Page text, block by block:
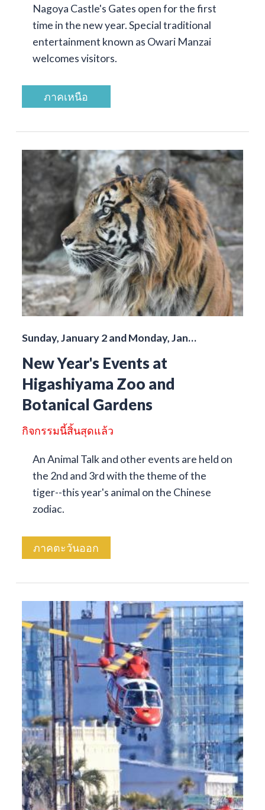
Nagoya Castle's Gates open for the first
time in the new year. Special traditional
entertainment known as Owari Manzai
welcomes visitors.
ภาคเหนือ
Sunday, January 2 and Monday, Jan…
New Year's Events at
Higashiyama Zoo and
Botanical Gardens
กิจกรรมนี้สิ้นสุดแล้ว
An Animal Talk and other events are held on
the 2nd and 3rd with the theme of the
tiger--this year's animal on the Chinese
zodiac.
ภาคตะวันออก